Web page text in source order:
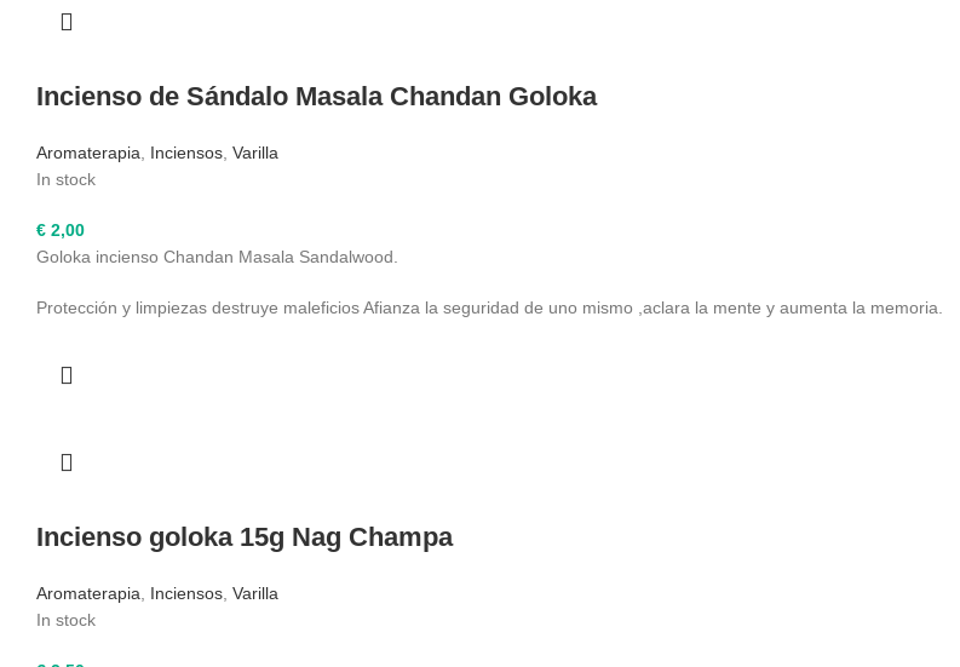
Incienso de Sándalo Masala Chandan Goloka
Aromaterapia Inciensos Varilla
In stock
€ 2,00
Goloka incienso Chandan Masala Sandalwood.
Protección y limpiezas destruye maleficios Afianza la seguridad de uno mismo ,aclara la mente y aumenta la memoria.
Incienso goloka 15g Nag Champa
Aromaterapia Inciensos Varilla
In stock